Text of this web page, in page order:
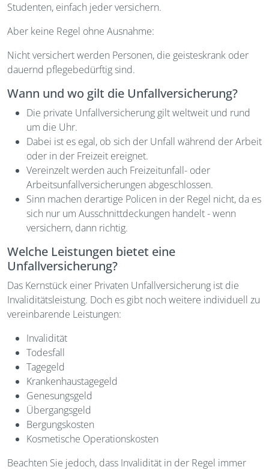
Studenten, einfach jeder versichern.
Aber keine Regel ohne Ausnahme:
Nicht versichert werden Personen, die geisteskrank oder
dauernd pflegebedürftig sind.
Wann und wo gilt die Unfallversicherung?
Die private Unfallversicherung gilt weltweit und rund
um die Uhr.
Dabei ist es egal, ob sich der Unfall während der Arbeit
oder in der Freizeit ereignet.
Vereinzelt werden auch Freizeitunfall- oder
Arbeitsunfallversicherungen abgeschlossen.
Sinn machen derartige Policen in der Regel nicht, da es
sich nur um Ausschnittdeckungen handelt - wenn
versichern, dann richtig.
Welche Leistungen bietet eine
Unfallversicherung?
Das Kernstück einer Privaten Unfallversicherung ist die
Invaliditätsleistung. Doch es gibt noch weitere individuell zu
vereinbarende Leistungen:
Invalidität
Todesfall
Tagegeld
Krankenhaustagegeld
Genesungsgeld
Übergangsgeld
Bergungskosten
Kosmetische Operationskosten
Beachten Sie jedoch, dass Invalidität in der Regel immer